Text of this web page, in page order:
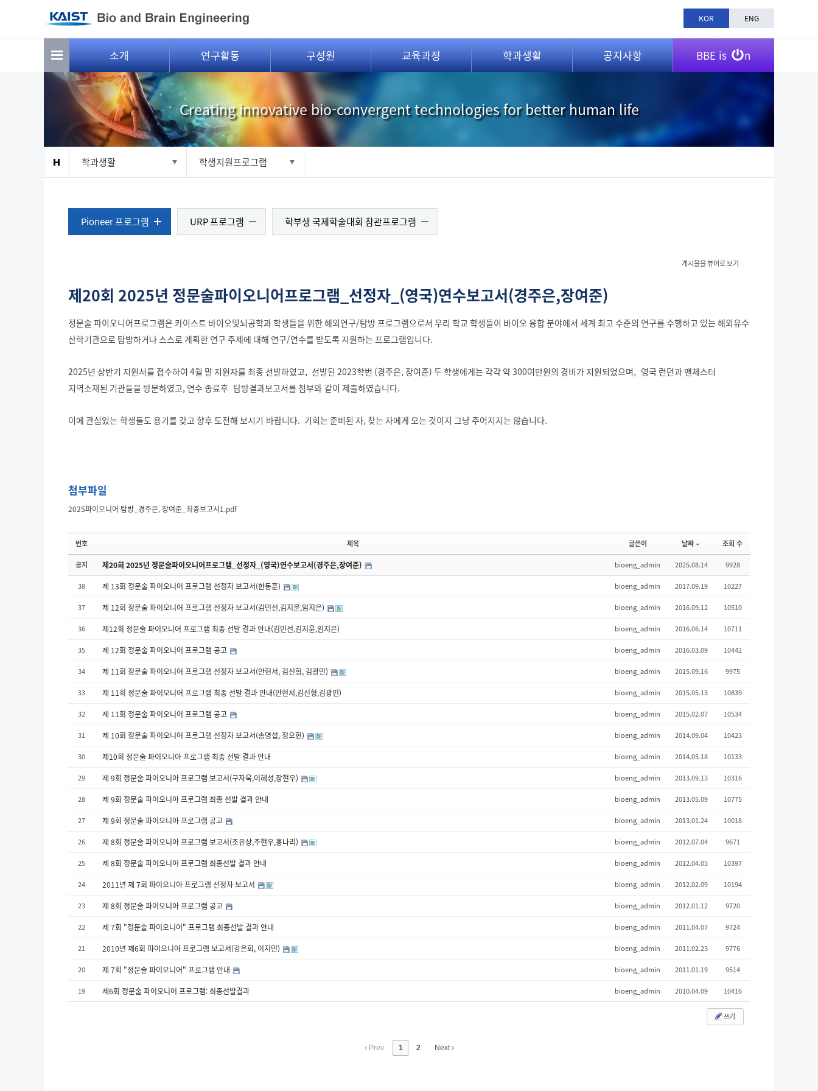
KOR ENG
소개 연구활동 구성원 교육과정 학과생활 공지사항 BBE is n
Creating innovative bio-convergent technologies for better human life
학과생활 학생지원프로그램
Pioneer 프로그램 URP 프로그램 학부생 국제학술대회 참관프로그램
게시물을 뷰어로 보기
제20회 2025년 정문술파이오니어프로그램_선정자_(영국)연수보고서(경주은,장여준)
정문술 파이오니어프로그램은 카이스트 바이오및뇌공학과 학생들을 위한 해외연구/탐방 프로그램으로서 우리 학교 학생들이 바이오 융합 분야에서 세계 최고 수준의 연구를 수행하고 있는 해외유수
산학기관으로 탐방하거나 스스로 계획한 연구 주제에 대해 연구/연수를 받도록 지원하는 프로그램입니다.
2025년 상반기 지원서를 접수하여 4월 말 지원자를 최종 선발하였고, 선발된 2023학번 (경주은, 장여준) 두 학생에게는 각각 약 300여만원의 경비가 지원되었으며, 영국 런던과 맨체스터
지역소재된 기관들을 방문하였고, 연수 종료후 탐방결과보고서를 첨부와 같이 제출하였습니다.
이에 관심있는 학생들도 용기를 갖고 향후 도전해 보시기 바랍니다. 기회는 준비된 자, 찾는 자에게 오는 것이지 그냥 주어지지는 않습니다.
첨부파일
2025파이오니어 탐방_경주은, 장여준_최종보고서1.pdf
번호 제목 글쓴이 날짜 조회 수
공지 제20회 2025년 정문술파이오니어프로그램_선정자_(영국)연수보고서(경주은,장여준) bioeng_admin 2025.08.14 9928
38 제 13회 정문술 파이오니어 프로그램 선정자 보고서(한동훈) bioeng_admin 2017.09.19 10227
37 제 12회 정문술 파이오니어 프로그램 선정자 보고서(김민선,김지윤,임지은) bioeng_admin 2016.09.12 10510
36 제12회 정문술 파이오니어 프로그램 최종 선발 결과 안내(김민선,김지윤,임지은) bioeng_admin 2016.06.14 10711
35 제 12회 정문술 파이오니어 프로그램 공고 bioeng_admin 2016.03.09 10442
34 제 11회 정문술 파이오니어 프로그램 선정자 보고서(안현서, 김신형, 김광민) bioeng_admin 2015.09.16 9975
33 제 11회 정문술 파이오니어 프로그램 최종 선발 결과 안내(안현서,김신형,김광민) bioeng_admin 2015.05.13 10839
32 제 11회 정문술 파이오니어 프로그램 공고 bioeng_admin 2015.02.07 10534
31 제 10회 정문술 파이오니어 프로그램 선정자 보고서(송명섭, 정오현) bioeng_admin 2014.09.04 10423
30 제10회 정문술 파이오니아 프로그램 최종 선발 결과 안내 bioeng_admin 2014.05.18 10133
29 제 9회 정문술 파이오니아 프로그램 보고서(구자욱,이혜성,장현우) bioeng_admin 2013.09.13 10316
28 제 9회 정문술 파이오니아 프로그램 최종 선발 결과 안내 bioeng_admin 2013.05.09 10775
27 제 9회 정문술 파이오니아 프로그램 공고 bioeng_admin 2013.01.24 10018
26 제 8회 정문술 파이오니아 프로그램 보고서(조유상,주현우,홍나리) bioeng_admin 2012.07.04 9671
25 제 8회 정문술 파이오니어 프로그램 최종선발 결과 안내 bioeng_admin 2012.04.05 10397
24 2011년 제 7회 파이오니아 프로그램 선정자 보고서 bioeng_admin 2012.02.09 10194
23 제 8회 정문술 파이오니아 프로그램 공고 bioeng_admin 2012.01.12 9720
22 제 7회 "정문술 파이오니어" 프로그램 최종선발 결과 안내 bioeng_admin 2011.04.07 9724
21 2010년 제6회 파이오니아 프로그램 보고서(강은희, 이지민) bioeng_admin 2011.02.23 9776
20 제 7회 "정문술 파이오니어" 프로그램 안내 bioeng_admin 2011.01.19 9514
19 제6회 정문술 파이오니어 프로그램: 최종선발결과 bioeng_admin 2010.04.09 10416
쓰기
Prev 1 2 Next